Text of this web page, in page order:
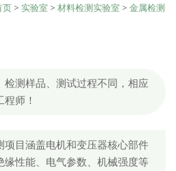
页 > 实验室 > 材料检测实验室 > 金属检测
检测样品、测试过程不同，相应
师！
目涵盖电机和变压器核心部件
缘性能、电气参数、机械强度等